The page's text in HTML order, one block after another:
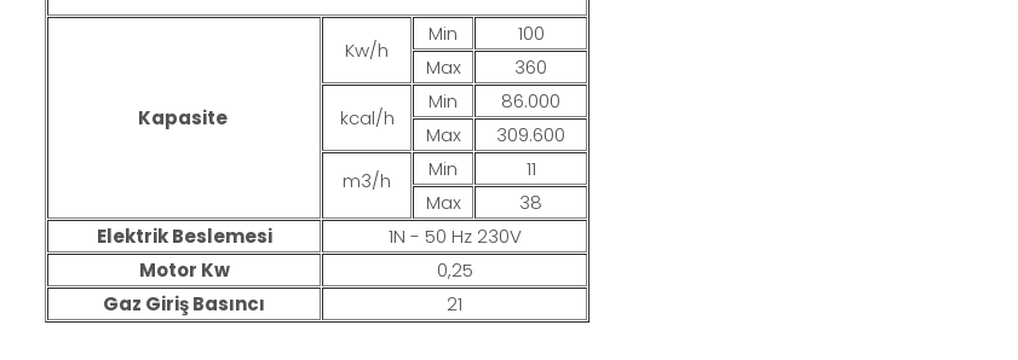
Kapasite
Kw/h
Min
100
Max
360
kcal/h
Min
86.000
Max
309.600
m3/h
Min
11
Max
38
Elektrik Beslemesi
1N - 50 Hz 230V
Motor Kw
0,25
Gaz Giriş Basıncı
21